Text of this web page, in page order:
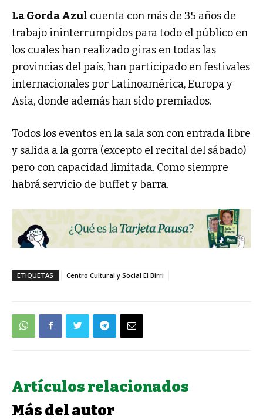
La Gorda Azul cuenta con más de 35 años de
trabajo ininterrumpidos para todo el público en
los cuales han realizado giras en todas las
provincias del país, han participado en festivales
internacionales por Latinoamérica, Europa y
Asia, donde además han sido premiados.
Todos los eventos en la sala son con entrada libre
y salida a la gorra (excepto el recital del sábado)
pero con capacidad limitada. Como siempre
habrá servicio de buffet y barra.
ETIQUETAS Centro Cultural y Social El Birri
Artículos relacionados
Más del autor